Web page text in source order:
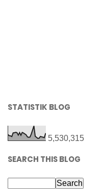
STATISTIK BLOG
5,530,315
SEARCH THIS BLOG